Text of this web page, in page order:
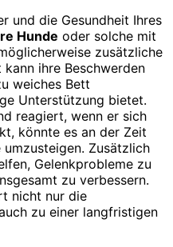
und die Gesundheit Ihres
Hunde oder solche mit
zusätzliche
ihre Beschwerden
weiches Bett
Unterstützung bietet.
reagiert, wenn er sich
könnte es an der Zeit
Zusätzlich
Gelenkprobleme zu
zu verbessern.
nicht nur die
zu einer langfristigen